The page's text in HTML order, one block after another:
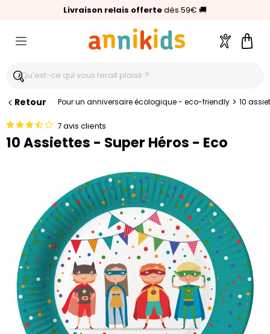
Livraison relais offertedès 59€ 🚚
🥇Palmarès Capital 2025 :Annikids N°1
⭐⭐⭐⭐⭐4,6/5(24 000 avis clients)
Compte
Retour Pour un anniversaire écologique - eco-friendly > 10
7 avis clients
10 Assiettes - Super Héros - Eco